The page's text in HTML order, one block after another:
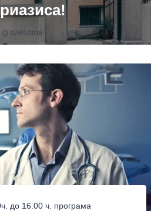
07/01/2016
до 16.00 ч. програма